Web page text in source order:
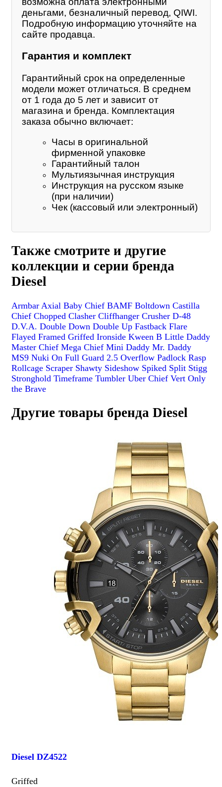
деньгами, безналичный перевод, QIWI.
Подробную информацию уточняйте на
сайте продавца.
Гарантия и комплект
Гарантийный срок на определенные
модели может отличаться. В среднем
от 1 года до 5 лет и зависит от
магазина и бренда. Комплектация
заказа обычно включает:
Часы в оригинальной
фирменной упаковке
Гарантийный талон
Мультиязычная инструкция
Инструкция на русском языке
(при наличии)
Чек (кассовый или электронный)
Также смотрите и другие
коллекции и серии бренда
Diesel
Armbar Axial Baby Chief BAMF Boltdown Castilla
Chief Chopped Clasher Cliffhanger Crusher D-48
D.V.A. Double Down Double Up Fastback Flare
Flayed Framed Griffed Ironside Kween B Little Daddy
Master Chief Mega Chief Mini Daddy Mr. Daddy
MS9 Nuki On Full Guard 2.5 Overflow Padlock Rasp
Rollcage Scraper Shawty Sideshow Spiked Split Stigg
Stronghold Timeframe Tumbler Uber Chief Vert Only
the Brave
Другие товары бренда Diesel
Diesel DZ4522
Griffed